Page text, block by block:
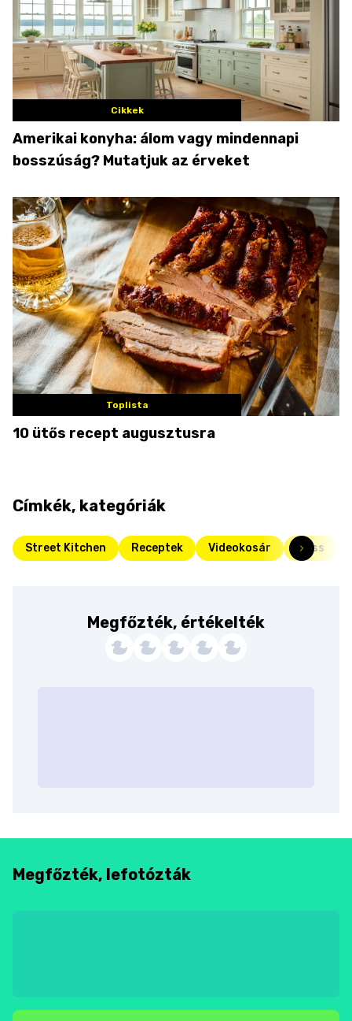
Cikkek
Amerikai konyha: álom vagy mindennapi
bosszúság? Mutatjuk az érveket
Toplista
10 ütős recept augusztusra
Címkék, kategóriák
Street Kitchen Receptek Videokosár Friss
Megfőzték, értékelték
Megfőzték, lefotózták